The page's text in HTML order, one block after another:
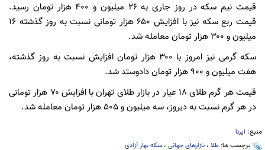
قیمت نیم‌ سکه در روز جاری به ۲۶ میلیون و ۴۰۰ هزار تومان رسید.
قیمت ربع سکه نیز با افزایش ۶۵۰ هزار تومانی نسبت به روز گذشته ۱۶
میلیون و ۳۰۰ هزار تومان معامله شد.
سکه گرمی نیز امروز با ۳۰۰ هزار تومان افزایش نسبت به روز گذشته،
هفت میلیون و ۹۰۰ هزار تومان دادوستد شد.
قیمت هر گرم طلای ۱۸ عیار در بازار طلای تهران با افزایش ۷۰ هزار تومانی
در هر گرم نسبت به دیروز، سه میلیون و ۵۰۵ هزار تومان معامله شد.
منبع: ایرنا
برچسب ها: طلا ، بازارهای جهانی ، سکه بهار آزادی